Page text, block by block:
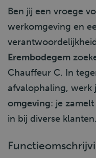
Ben jij een vroege
werkomgeving en
Erembodegem
Chauffeur C. In
afvalophaling, werk
omgeving: je
in bij diverse klanten.